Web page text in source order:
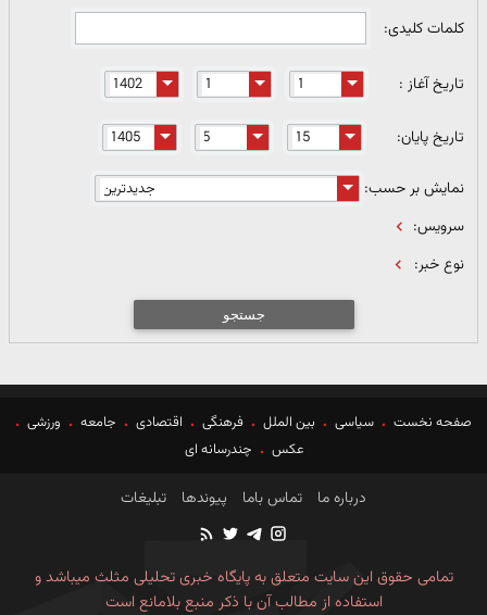
کلمات کلیدی:
تاریخ آغاز :
تاریخ پایان:
نمایش بر حسب:
سرویس:
نوع خبر:
جستجو
صفحه نخست سیاسی بین الملل فرهنگی اقتصادی جامعه
ورزشی
عکس
چندرسانه ای
درباره ما تماس باما پیوندها تبلیغات
تمامی حقوق این سایت متعلق به پایگاه خبری تحلیلی مثلث میباشد و
استفاده از مطالب آن با ذکر منبع بلامانع است